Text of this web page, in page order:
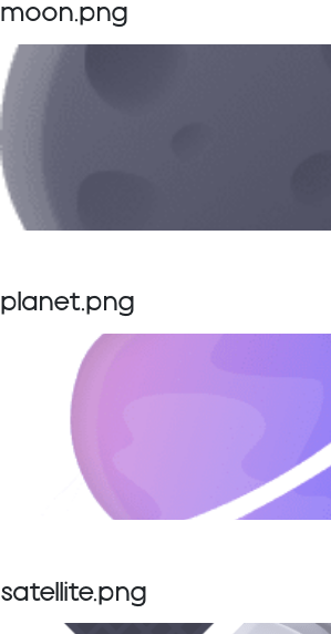
moon.png
planet.png
satellite.png